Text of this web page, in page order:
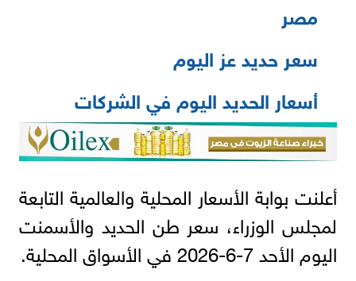
مصر
سعر حديد عز اليوم
أسعار الحديد اليوم في الشركات
أعلنت بوابة الأسعار المحلية والعالمية التابعة
لمجلس الوزراء، سعر طن الحديد والأسمنت
اليوم الأحد 7-6-2026 في الأسواق المحلية.